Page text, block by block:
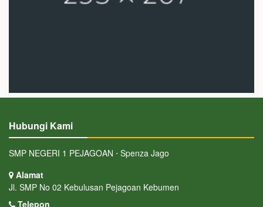
Hubungi Kami
SMP NEGERI 1 PEJAGOAN ⋅ Spenza Jago
Alamat
Jl. SMP No 02 Kebulusan Pejagoan Kebumen
Telepon